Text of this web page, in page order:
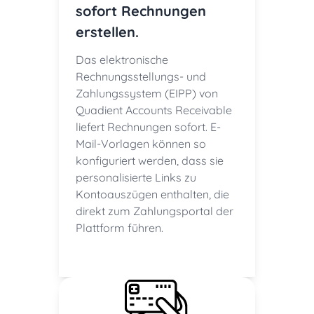
sofort Rechnungen
erstellen.
Das elektronische
Rechnungsstellungs- und
Zahlungssystem (EIPP) von
Quadient Accounts Receivable
liefert Rechnungen sofort. E-
Mail-Vorlagen können so
konfiguriert werden, dass sie
personalisierte Links zu
Kontoauszügen enthalten, die
direkt zum Zahlungsportal der
Plattform führen.